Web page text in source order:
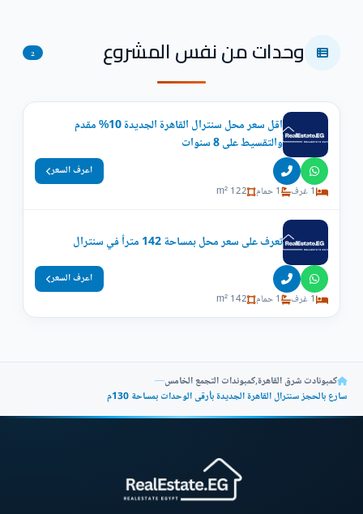
وحدات من نفس المشروع 2
اقل سعر محل سنترال القاهرة الجديدة 10% مقدم
والتقسيط على 8 سنوات
1 غرف 1 حمام 122 m²
اعرف السعر
تعرف على سعر محل بمساحة 142 متراً في سنترال
1 غرف 1 حمام 142 m²
اعرف السعر
كمبونادت شرق القاهرة,كمبوندات التجمع الخامس—
سارع بالحجز سنترال القاهرة الجديدة بأرقى الوحدات بمساحة 130م